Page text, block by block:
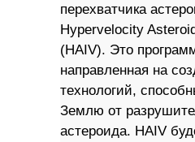
перехватчика
Hypervelocity
(HAIV). Это
направленная на
технологий,
Землю от
астероида. HAIV